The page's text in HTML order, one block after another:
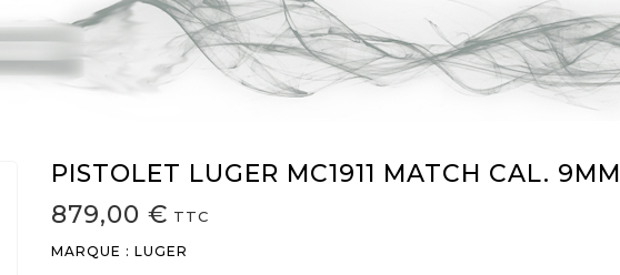
PISTOLET LUGER MC1911 MATCH CAL. 9MM
879,00 € TTC
MARQUE : LUGER